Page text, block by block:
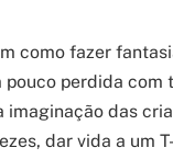
como fazer
pouco perdida com
imaginação das
dar vida a um